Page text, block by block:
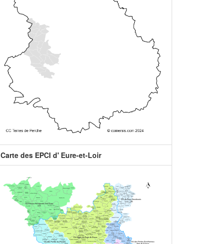
Carte des EPCI d' Eure-et-Loir